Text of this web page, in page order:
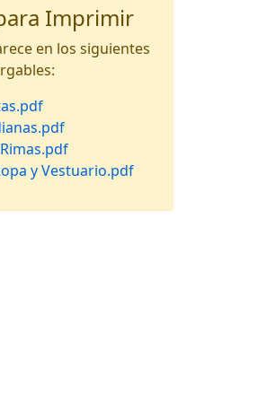
Imprimir
en los siguientes
y Vestuario.pdf